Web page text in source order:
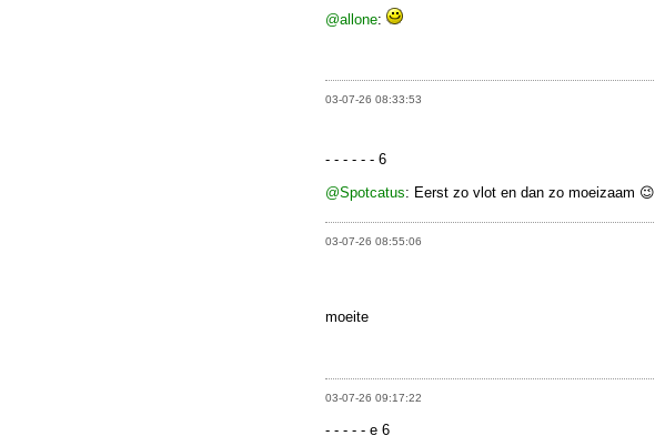
@allone:
03-07-26 08:33:53
- - - - - - 6
@Spotcatus: Eerst zo vlot en dan zo moeizaam 😉
03-07-26 08:55:06
moeite
03-07-26 09:17:22
- - - - - e 6